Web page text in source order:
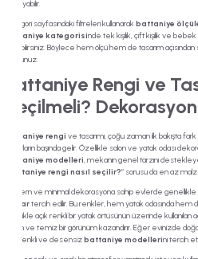
sağlayabilir.
Kategori sayfasındaki filtreleri kullanarak battaniye
battaniye kategorisinde tek kişilik, çift kişilik ve
yapabilirsiniz. Böylece hem ölçü hem de tasarım
olursunuz.
Battaniye Rengi ve
Seçilmeli?
Battaniye rengi ve tasarımı, çoğu zaman ilk bakışta fark
unsurların başında gelir. Özellikle salon ve yatak odası
battaniye modelleri, mekanın genel tarzını
Battaniye rengi nasıl seçilir?” sorusu da en az
Modern ve minimal dekorasyona sahip evlerde genellikle
tonlartercih edilir. Bu renkler, hem yatak odasında hem
Özellikle açık renkli bir yatak örtüsünün üzerinde kullanılan
ferah ve temiz bir görünüm kazandırır. Eğer evinizde
düz renkli ve desensizbattaniye modellerini tercih